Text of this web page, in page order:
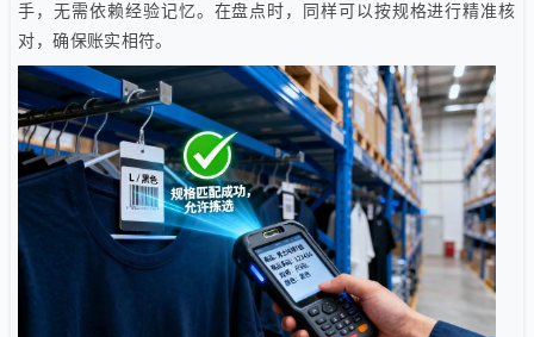
手，无需依赖经验记忆。在盘点时，同样可以按规格进行精准核
对，确保账实相符。